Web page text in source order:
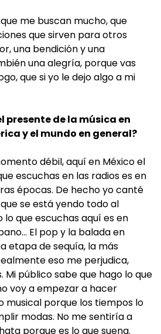
me buscan mucho, que
que sirven para otros
una bendición y una
una alegría, porque vas
que si yo le dejo algo a mi
presente de la música en
y el mundo en general?
débil, aquí en México el
escuchas en las radios es en
épocas. De hecho yo canté
se está yendo todo al
lo que escuchas aquí es en
El pop y la balada en
etapa de sequía, la más
eso me perjudica,
público sabe que hago lo que
voy a empezar a hacer
musical porque los tiempos lo
modas. No me sentiría a
porque es lo que suena.